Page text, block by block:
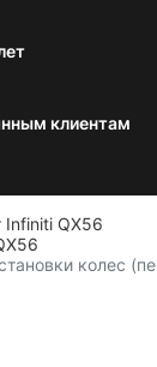
клиентам
Infiniti QX56
колес